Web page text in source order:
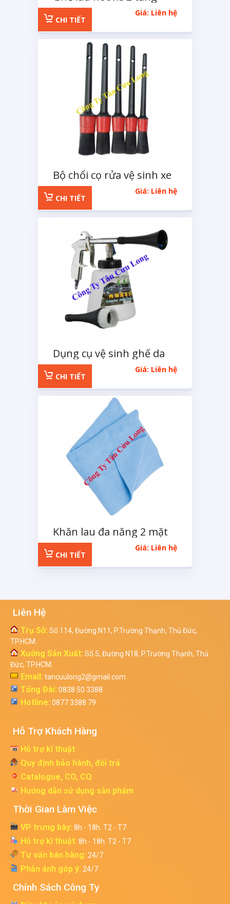
610mm
Giá: Liên hệ
CHI TIẾT
Bộ chổi cọ rửa vệ sinh xe
ô tô đa năng 5 cây cán
nhựa
Giá: Liên hệ
CHI TIẾT
Dụng cụ vệ sinh ghế da
Giá: Liên hệ
CHI TIẾT
Khăn lau đa năng 2 mặt
Wurth
Giá: Liên hệ
CHI TIẾT
Liên Hệ
Trụ Sở: Số 114, Đường N11, P.Trường Thạnh, Thủ Đức,
TP.HCM.
Xưởng Sản Xuất: Số 5, Đường N18, P.Trường Thạnh, Thủ
Đức, TP.HCM.
Email: tancuulong2@gmail.com
Tổng Đài: 0838 50 3388
Hotline: 0877 3388 79
Hỗ Trợ Khách Hàng
Hỗ trợ kĩ thuật
Quy định bảo hành, đổi trả
Catalogue, CO, CQ
Hướng dẫn sử dụng sản phẩm
Thời Gian Làm Việc
VP trưng bày: 8h - 18h. T2 - T7
Hỗ trợ kĩ thuật: 8h - 18h. T2 - T7
Tư vấn bán hàng: 24/7
Phản ánh góp ý: 24/7
Chính Sách Công Ty